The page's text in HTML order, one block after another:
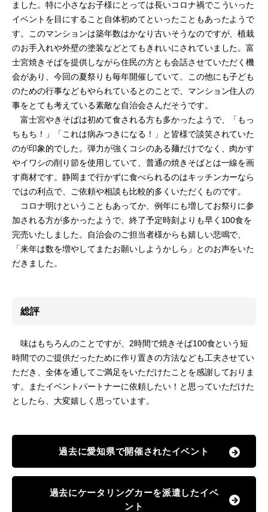
ました。特に小さなお子様にとっては長いコロナ禍でこういった
イベントを目にすること自体初めてといったこともあったようで
す。このマンションは築年数はかなり古いそうなのですが、植栽
のお手入れや外壁の塗装などとてもきれいにされていました。富
士宮焼きそばを提供しながら住民の方とも会話させていただく機
会があり、今回の夏祭りも毎年開催していて、この他にも子ども
のための行事などもやられているとのことで、マンション住人の
事をとても考えている素敵な自治会さんだそうです。
富士宮やきそばは初めて食される方も多かったようで、「もっ
ちもち！」「これは病みつきになる！」と皆様で談笑されていた
のが印象的でした。弾力が強くコシのある麺だけでなく、肉かす
やイワシの削り節を使用していて、普通の焼きそばとは一線を画
す商材です。静岡まで行かずに食べられるのはキッチンカーなら
ではの利点で、ご依頼や相談も比較的多くいただくものです。
コロナ明けということもあってか、例年にも増してお祭りに参
加される方が多かったようで、終了予定時刻よりも早く100食を
完売いたしました。自治会のご担当者様からも嬉しい悲鳴で、
「来年は数を増やしてまたお願いしようかしら」とのお声をいた
だきました。
総評
味はもちろんのことですが、2時間で焼きそば100食という短
時間でのご提供だったために作り置きの方法なども工夫させてい
ただき、全体を通してご満足をいただけたことを感謝しておりま
す。またイベントパートナーに依頼したい！と思っていただけた
としたら、大変嬉しく思っています。
過去に愛知県で開催されたイベント
過去にケータリングカーを派遣したイベ
ント